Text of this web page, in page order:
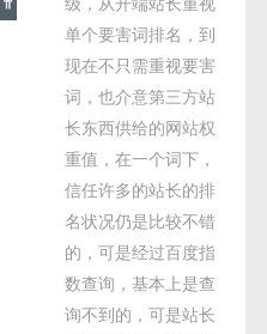
单个要害词排名，到
现在不只需重视要害
词，也介意第三方站
长东西供给的网站权
重值，在一个词下，
信任许多的站长的排
名状况仍是比较不错
的，可是经过百度指
数查询，基本上是查
询不到的，可是站长